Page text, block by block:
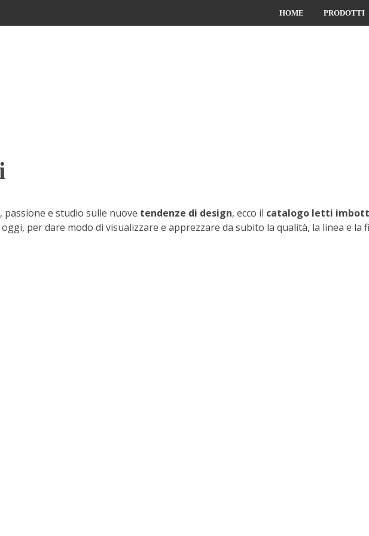
HOME PRODOTTI
e studio sulle nuove tendenze di design, ecco il catalogo letti
per dare modo di visualizzare e apprezzare da subito la qualità, la linea e la